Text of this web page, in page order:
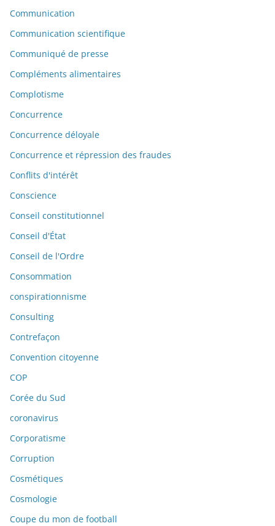
Communication
Communication scientifique
Communiqué de presse
Compléments alimentaires
Complotisme
Concurrence
Concurrence déloyale
Concurrence et répression des fraudes
Conflits d'intérêt
Conscience
Conseil constitutionnel
Conseil d'État
Conseil de l'Ordre
Consommation
conspirationnisme
Consulting
Contrefaçon
Convention citoyenne
COP
Corée du Sud
coronavirus
Corporatisme
Corruption
Cosmétiques
Cosmologie
Coupe du mon de football